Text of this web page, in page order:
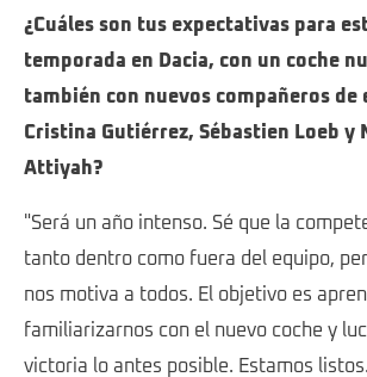
¿Cuáles son tus expectativas para
temporada en Dacia, con un coche
también con nuevos compañeros de
Cristina Gutiérrez, Sébastien Loeb y
Attiyah?
"Será un año intenso. Sé que la
tanto dentro como fuera del equipo,
nos motiva a todos. El objetivo es
familiarizarnos con el nuevo coche y
victoria lo antes posible. Estamos